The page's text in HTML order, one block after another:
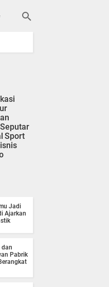
Seputar
Sport
Jadi
Ajarkan
dan
Pabrik